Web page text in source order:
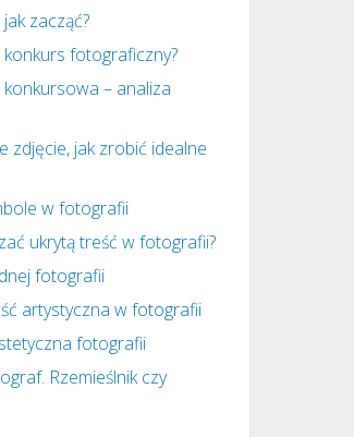
zacząć?
konkurs fotograficzny?
– analiza
zdjęcie, jak zrobić idealne
w fotografii
ukrytą treść w fotografii?
fotografii
artystyczna w fotografii
fotografii
Rzemieślnik czy